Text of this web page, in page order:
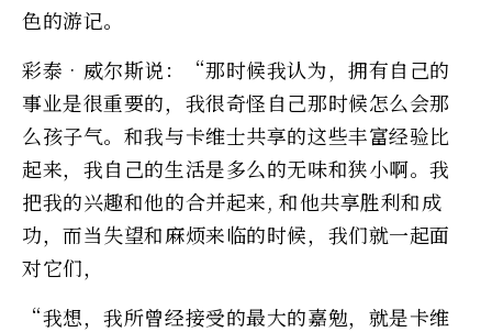
色的游记。
彩泰•威尔斯说：“那时候我认为，拥有自己的
事业是很重要的，我很奇怪自己那时候怎么会那
么孩子气。和我与卡维士共享的这些丰富经验比
起来，我自己的生活是多么的无味和狭小啊。我
把我的兴趣和他的合并起来, 和他共享胜利和成
功，而当失望和麻烦来临的时候，我们就一起面
对它们，
“我想，我所曾经接受的最大的嘉勉，就是卡维